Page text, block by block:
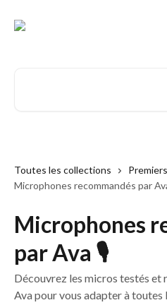
Toutes les collections
Microphones recommandés par
Microphones
par Ava 🎙️
Découvrez les micros testés et
Ava pour vous adapter à toutes